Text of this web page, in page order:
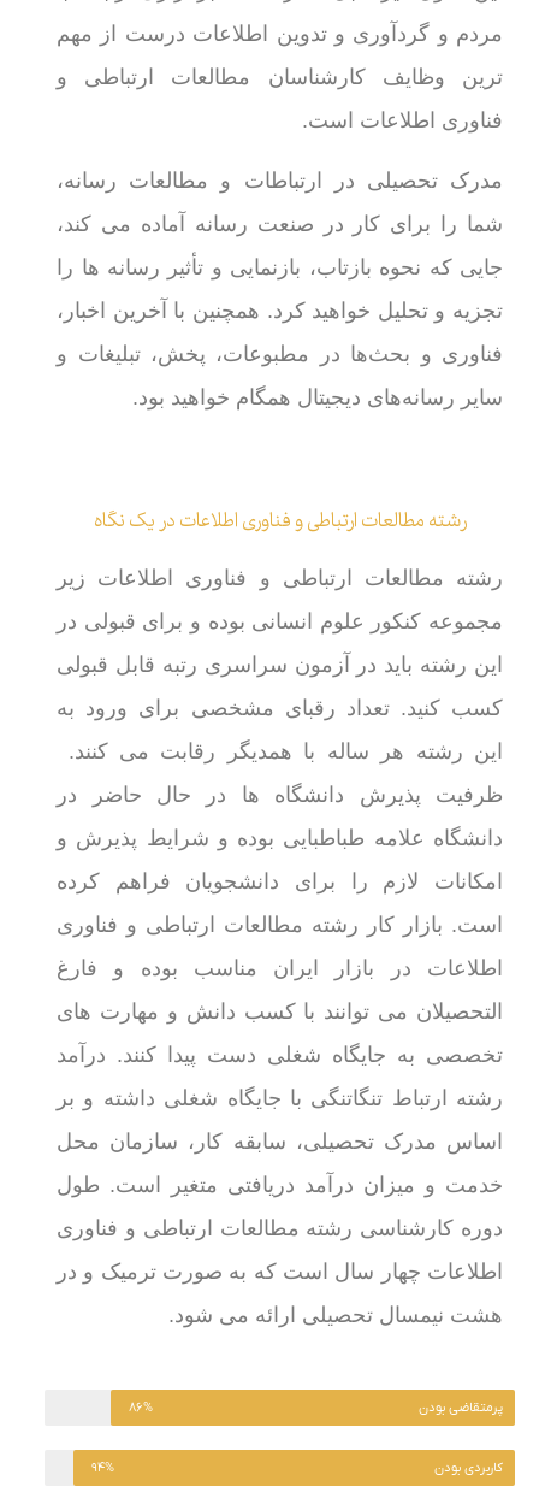
مردم و گردآوری و تدوین اطلاعات درست از مهم
ترین وظایف کارشناسان مطالعات ارتباطی و
فناوری اطلاعات است.
مدرک تحصیلی در ارتباطات و مطالعات رسانه،
شما را برای کار در صنعت رسانه آماده می کند،
جایی که نحوه بازتاب، بازنمایی و تأثیر رسانه ها را
تجزیه و تحلیل خواهید کرد. همچنین با آخرین اخبار،
فناوری و بحث‌ها در مطبوعات، پخش، تبلیغات و
سایر رسانه‌های دیجیتال همگام خواهید بود.
رشته مطالعات ارتباطی و فناوری اطلاعات در یک نگاه
رشته مطالعات ارتباطی و فناوری اطلاعات زیر
مجموعه کنکور علوم انسانی بوده و برای قبولی در
این رشته باید در آزمون سراسری رتبه قابل قبولی
کسب کنید. تعداد رقبای مشخصی برای ورود به
این رشته هر ساله با همدیگر رقابت می کنند.
ظرفیت پذیرش دانشگاه ها در حال حاضر در
دانشگاه علامه طباطبایی بوده و شرایط پذیرش و
امکانات لازم را برای دانشجویان فراهم کرده
است. بازار کار رشته مطالعات ارتباطی و فناوری
اطلاعات در بازار ایران مناسب بوده و فارغ
التحصیلان می توانند با کسب دانش و مهارت های
تخصصی به جایگاه شغلی دست پیدا کنند. درآمد
رشته ارتباط تنگاتنگی با جایگاه شغلی داشته و بر
اساس مدرک تحصیلی، سابقه کار، سازمان محل
خدمت و میزان درآمد دریافتی متغیر است. طول
دوره کارشناسی رشته مطالعات ارتباطی و فناوری
اطلاعات چهار سال است که به صورت ترمیک و در
هشت نیمسال تحصیلی ارائه می شود.
پرمتقاضی بودن ۸۶%
کاربردی بودن ۹۴%